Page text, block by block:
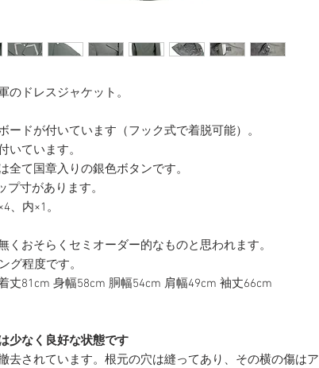
のドレスジャケット。
ードが付いています（フック式で着脱可能）。
いています。
全て国章入りの銀色ボタンです。
プ寸があります。
、内×1。
くおそらくセミオーダー的なものと思われます。
グ程度です。
丈81cm 身幅58cm 胴幅54cm 肩幅49cm 袖丈66cm
少なく良好な状態です
去されています。根元の穴は縫ってあり、その横の傷はア